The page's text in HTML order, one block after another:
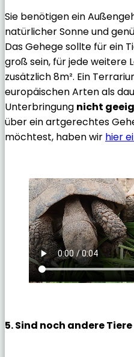
Sie benötigen ein
natürlicher Sonne und
Das Gehege sollte für ein
groß sein, für jede weitere
zusätzlich 8m². Ein
europäischen Arten als
Unterbringung nicht
über ein artgerechtes
möchtest, haben wir hier
5. Sind noch andere